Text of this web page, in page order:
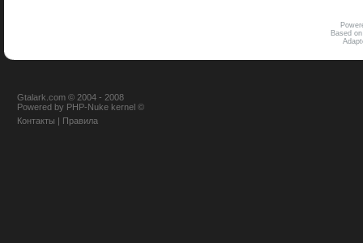
Based
Gtalark.com © 2004 - 2008
Powered by PHP-Nuke kernel ©
Контакты | Правила